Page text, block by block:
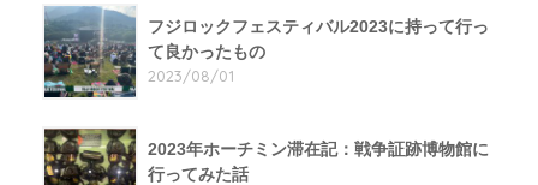
フジロックフェスティバル2023に持って行っ
て良かったもの
2023/08/01
2023年ホーチミン滞在記：戦争証跡博物館に
行ってみた話